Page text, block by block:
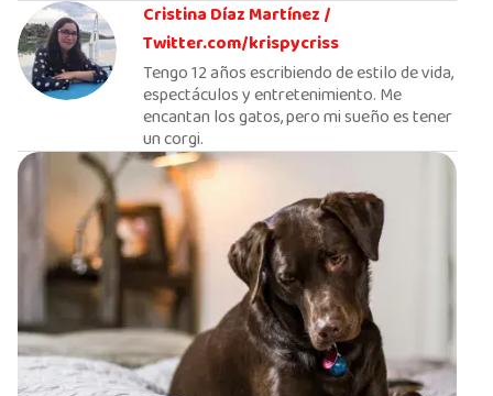
Cristina Díaz Martínez /
Twitter.com/krispycriss
Tengo 12 años escribiendo de estilo de vida,
espectáculos y entretenimiento. Me
encantan los gatos, pero mi sueño es tener
un corgi.